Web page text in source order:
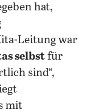
hat,
Leitung war
selbstfür
sind“,
mit